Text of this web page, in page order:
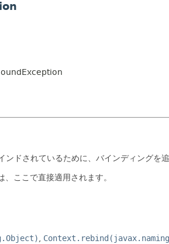
ドされているために、バインディングを
ここで直接適用されます。